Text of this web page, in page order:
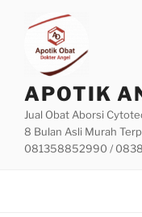
content
APOTIK
Jual Obat Aborsi
8 Bulan Asli Murah
081358852990 /